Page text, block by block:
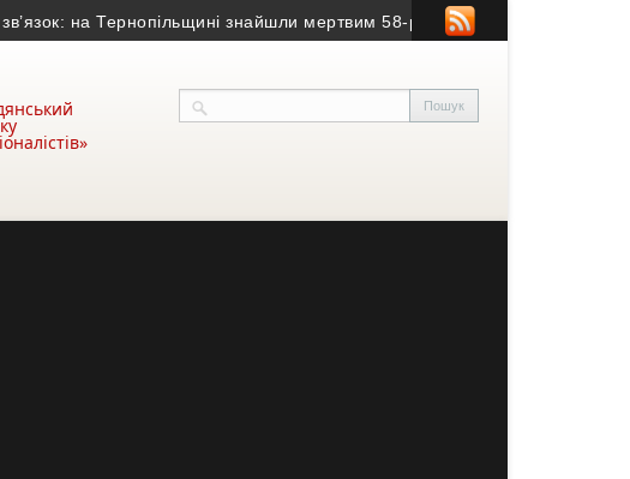
на Тернопільщині знайшли мертвим 58-річного чоловіка